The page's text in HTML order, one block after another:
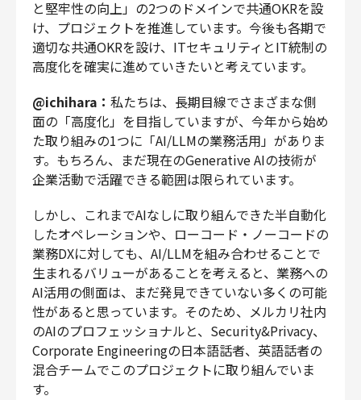
と堅牢性の向上」の2つのドメインで共通OKRを設
け、プロジェクトを推進しています。今後も各期で
適切な共通OKRを設け、ITセキュリティとIT統制の
高度化を確実に進めていきたいと考えています。
@ichihara： 私たちは、長期目線でさまざまな側
面の「高度化」を目指していますが、今年から始め
た取り組みの1つに「AI/LLMの業務活用」がありま
す。もちろん、まだ現在のGenerative AIの技術が
企業活動で活躍できる範囲は限られています。
しかし、これまでAIなしに取り組んできた半自動化
したオペレーションや、ローコード・ノーコードの
業務DXに対しても、AI/LLMを組み合わせることで
生まれるバリューがあることを考えると、業務への
AI活用の側面は、まだ発見できていない多くの可能
性があると思っています。そのため、メルカリ社内
のAIのプロフェッショナルと、Security&Privacy、
Corporate Engineeringの日本語話者、英語話者の
混合チームでこのプロジェクトに取り組んでいま
す。